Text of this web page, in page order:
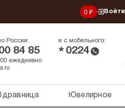
0 ₽ Войти
России:
84 85
и с мобильного:
* 0224
ежедневно
Ювелирное